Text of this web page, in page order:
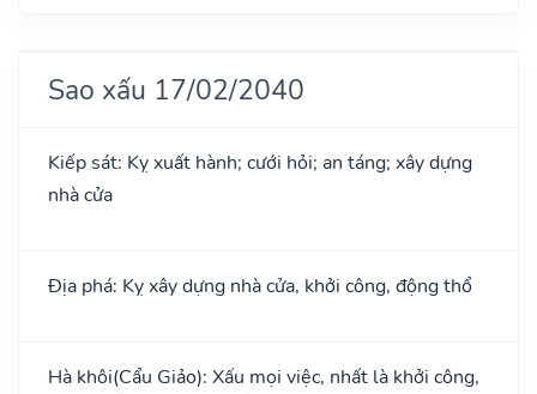
Sao xấu 17/02/2040
Kiếp sát: Kỵ xuất hành; cưới hỏi; an táng; xây dựng
nhà cửa
Địa phá: Kỵ xây dựng nhà cửa, khởi công, động thổ
Hà khôi(Cẩu Giảo): Xấu mọi việc, nhất là khởi công,